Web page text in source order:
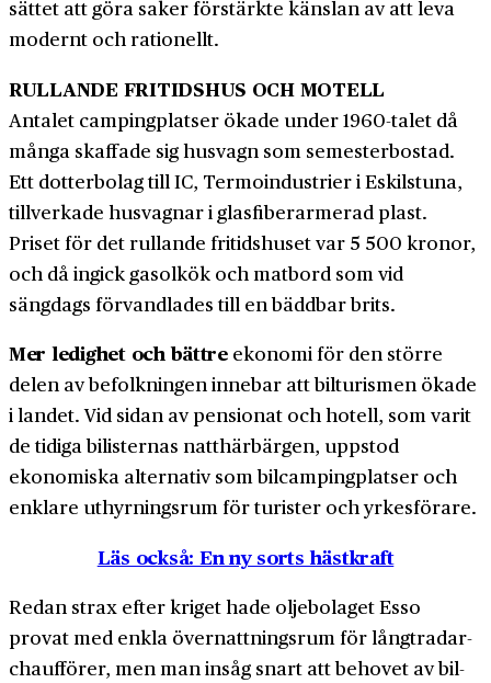
sättet att göra saker förstärkte känslan av att leva
modernt och rationellt.
RULLANDE FRITIDSHUS OCH MOTELL
Antalet camping­platser ökade under 1960-talet då
många skaffade sig husvagn som semester­bostad.
Ett dotter­bolag till IC, Termoindustrier i Eskilstuna,
till­verkade hus­vagnar i glas­fiber­armerad plast.
Priset för det rullande fri­tids­huset var 5 500 kronor,
och då ingick gasol­kök och mat­bord som vid
sängdags för­vandlades till en bädd­bar brits.
Mer ledighet och bättreekonomi för den större
delen av befolkningen innebar att bil­turismen ökade
i landet. Vid sidan av pensionat och hotell, som varit
de tidiga bilisternas natt­härbärgen, uppstod
ekonomiska alternativ som bil­camping­platser och
enklare uthyrnings­rum för turister och yrkes­förare.
Läs också: En ny sorts hästkraft
Redan strax efter kriget hade oljebolaget Esso
provat med enkla över­nattnings­rum för långtradar­
chaufförer, men man insåg snart att behovet av bil­